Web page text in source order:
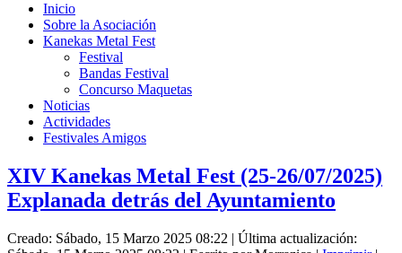
Inicio
Sobre la Asociación
Kanekas Metal Fest
Festival
Bandas Festival
Concurso Maquetas
Noticias
Actividades
Festivales Amigos
XIV Kanekas Metal Fest (25-26/07/2025)
Explanada detrás del Ayuntamiento
Creado: Sábado, 15 Marzo 2025 08:22 | Última actualización: